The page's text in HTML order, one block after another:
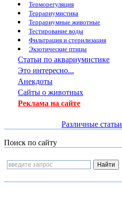
Терморегуляция
Террариумистика
Террариумные животные
Тестирование воды
Фильтрация и стерилизация
Экзотические птицы
Статьи по аквариумистике
Это интересно...
Анекдоты
Сайты о животных
Реклама на сайте
Различные статьи
Поиск по сайту